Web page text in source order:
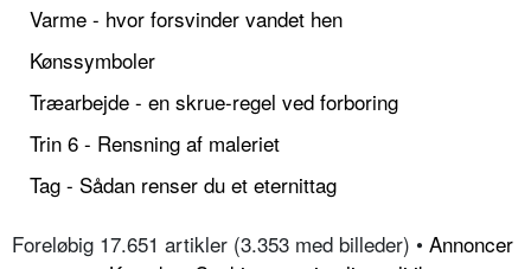
Varme - hvor forsvinder vandet hen
Kønssymboler
Træarbejde - en skrue-regel ved forboring
Trin 6 - Rensning af maleriet
Tag - Sådan renser du et eternittag
Foreløbig 17.651 artikler (3.353 med billeder) • Annoncer